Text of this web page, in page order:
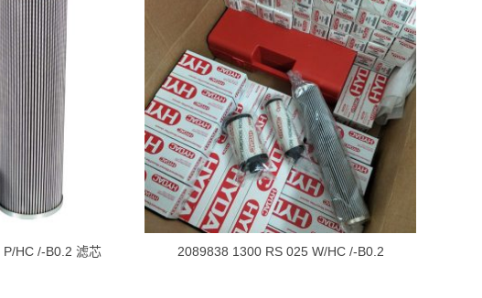
HC /-B0.2 滤芯 2089838 1300 RS 025 W/HC /-B0.2